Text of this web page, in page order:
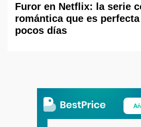
Furor en Netflix: la serie
romántica que es
pocos días